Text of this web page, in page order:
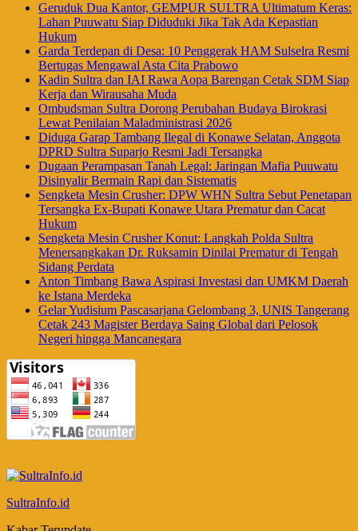
Geruduk Dua Kantor, GEMPUR SULTRA Ultimatum Keras:
Lahan Puuwatu Siap Diduduki Jika Tak Ada Kepastian
Hukum
Garda Terdepan di Desa: 10 Penggerak HAM Sulselra Resmi
Bertugas Mengawal Asta Cita Prabowo
Kadin Sultra dan IAI Rawa Aopa Barengan Cetak SDM Siap
Kerja dan Wirausaha Muda
Ombudsman Sultra Dorong Perubahan Budaya Birokrasi
Lewat Penilaian Maladministrasi 2026
Diduga Garap Tambang Ilegal di Konawe Selatan, Anggota
DPRD Sultra Suparjo Resmi Jadi Tersangka
Dugaan Perampasan Tanah Legal: Jaringan Mafia Puuwatu
Disinyalir Bermain Rapi dan Sistematis
Sengketa Mesin Crusher: DPW WHN Sultra Sebut Penetapan
Tersangka Ex-Bupati Konawe Utara Prematur dan Cacat
Hukum
Sengketa Mesin Crusher Konut: Langkah Polda Sultra
Menersangkakan Dr. Ruksamin Dinilai Prematur di Tengah
Sidang Perdata
Anton Timbang Bawa Aspirasi Investasi dan UMKM Daerah
ke Istana Merdeka
Gelar Yudisium Pascasarjana Gelombang 3, UNIS Tangerang
Cetak 243 Magister Berdaya Saing Global dari Pelosok
Negeri hingga Mancanegara
SultraInfo.id